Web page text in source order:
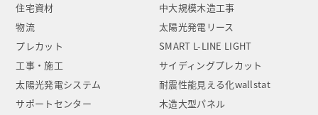
住宅資材
物流
プレカット
工事・施工
太陽光発電システム
サポートセンター
中大規模木造工事
太陽光発電リース
SMART L-LINE LIGHT
サイディングプレカット
耐震性能見える化wallstat
木造大型パネル